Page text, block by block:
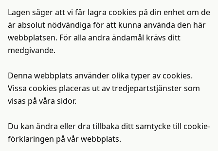
Lagen säger att vi får lagra cookies på din enhet om de
är absolut nödvändiga för att kunna använda den här
webbplatsen. För alla andra ändamål krävs ditt
medgivande.
Denna webbplats använder olika typer av cookies.
Vissa cookies placeras ut av tredjepartstjänster som
visas på våra sidor.
Du kan ändra eller dra tillbaka ditt samtycke till cookie-
förklaringen på vår webbplats.